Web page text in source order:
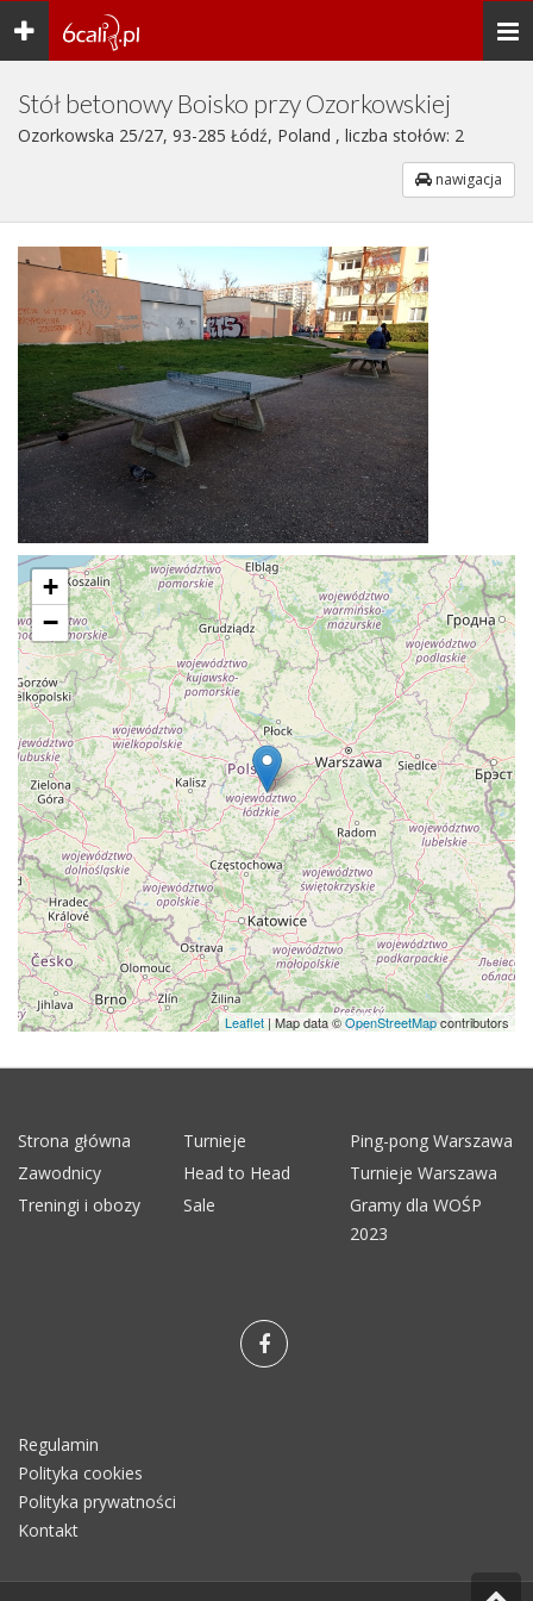
Toggle
navigation
Stół betonowy Boisko przy Ozorkowskiej
Ozorkowska 25/27, 93-285 Łódź, Poland , liczba stołów: 2
nawigacja
+
−
Leaflet| Map data ©OpenStreetMapcontributors
Strona główna Turnieje
Ping-pong Warszawa
Zawodnicy
Head to Head
Turnieje Warszawa
Treningi i obozy
Sale
Gramy dla WOŚP
2023
Regulamin
Polityka cookies
Polityka prywatności
Kontakt